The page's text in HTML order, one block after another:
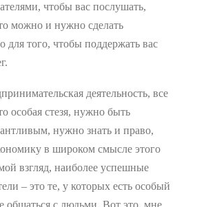
чтобы вас послушать,
можно и нужно сделать
для того, чтобы поддержать вас
деятельность, все
особая стезя, нужно быть
нужно знать и право,
в широком смысле этого
взгляд, наиболее успешные
– это те, у которых есть особый
общаться с людьми. Вот это, мне